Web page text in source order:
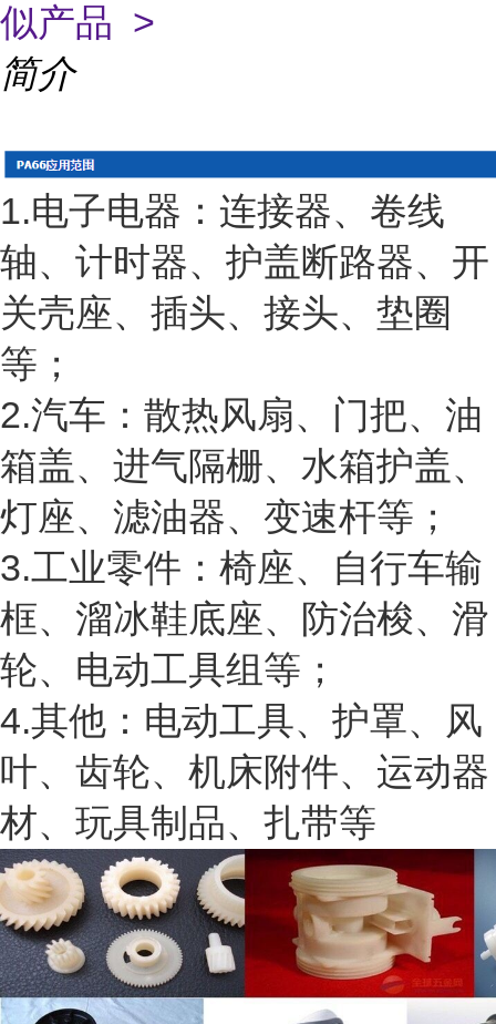
似产品 >
简介
1.电子电器：连接器、卷线
轴、计时器、护盖断路器、开
关壳座、插头、接头、垫圈
等；
2.汽车：散热风扇、门把、油
箱盖、进气隔栅、水箱护盖、
灯座、滤油器、变速杆等；
3.工业零件：椅座、自行车输
框、溜冰鞋底座、防治梭、滑
轮、电动工具组等；
4.其他：电动工具、护罩、风
叶、齿轮、机床附件、运动器
材、玩具制品、扎带等